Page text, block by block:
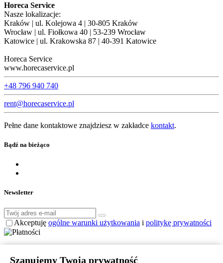
Horeca Service
Nasze lokalizacje:
Kraków | ul. Kolejowa 4 | 30-805 Kraków
Wrocław | ul. Fiołkowa 40 | 53-239 Wrocław
Katowice | ul. Krakowska 87 | 40-391 Katowice
Horeca Service
www.horecaservice.pl
+48 796 940 740
rent@horecaservice.pl
Pełne dane kontaktowe znajdziesz w zakładce kontakt.
Szanujemy Twoją prywatność
Bądź na bieżąco
Newsletter
Akceptuję ogólne warunki użytkowania i politykę prywatności